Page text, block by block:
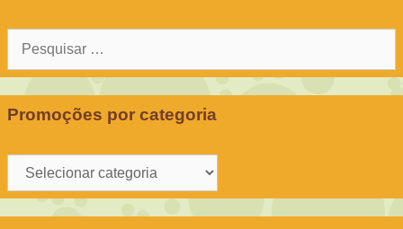
Pesquisar
Promoções por categoria
Promoções
por